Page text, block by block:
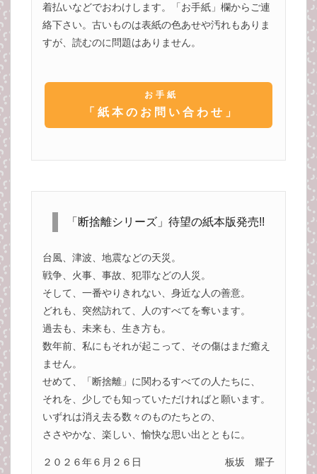
着払いなどでおわけします。「お手紙」欄からご連
絡下さい。古いものは表紙の色あせや汚れもありま
すが、読むのに問題はありません。
お手紙
「紙本のお問い合わせ」
「断捨離シリーズ」待望の紙本版発売!!
台風、津波、地震などの天災。
戦争、火事、事故、犯罪などの人災。
そして、一番やりきれない、身近な人の善意。
どれも、突然訪れて、人のすべてを奪います。
過去も、未来も、生き方も。
数年前、私にもそれが起こって、その傷はまだ癒え
ません。
せめて、「断捨離」に関わるすべての人たちに、
それを、少しでも知っていただければと願います。
いずれは消え去る数々のものたちとの、
ささやかな、楽しい、愉快な思い出とともに。
２０２６年６月２６日 板坂 耀子